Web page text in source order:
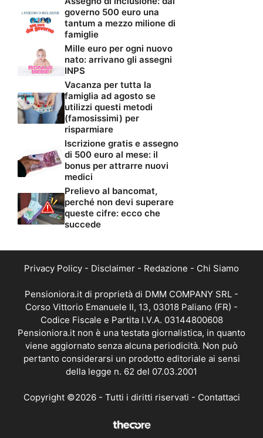
governo 500 euro una
tantum a mezzo milione di
famiglie
Mille euro per ogni nuovo
nato: arrivano gli assegni
INPS
Vacanza per tutta la
famiglia ad agosto se
utilizzi questi metodi
(famosissimi) per
risparmiare
Iscrizione gratis e assegno
di 500 euro al mese: il
bonus per attrarre nuovi
medici
Prelievo al bancomat,
perché non devi superare
queste cifre: ecco che
succede
Privacy Policy - Disclaimer - Redazione - Chi Siamo
Pensioniora.it di proprietà di DMM COMPANY SRL -
Corso Vittorio Emanuele II, 13, 03018 Paliano (FR) -
Codice Fiscale e Partita I.V.A. 03144800608
Pensioniora.it non è una testata giornalistica, in quanto
viene aggiornato senza alcuna periodicità. Non può
pertanto considerarsi un prodotto editoriale ai sensi
della legge n. 62 del 07.03.2001
Copyright ©2026 - Tutti i diritti riservati - Contattaci